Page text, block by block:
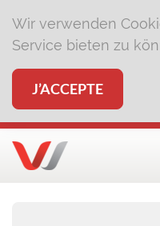
Wir verwenden
Service bieten zu
J’ACCEPTE